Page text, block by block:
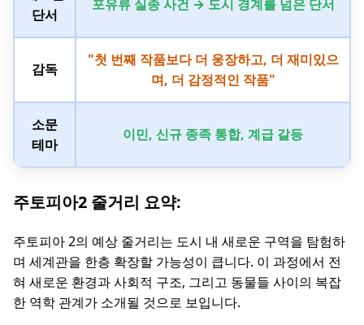
단서
포유류 실종 사건 → 도시 경계를 넘은 단서
감독
"첫 번째 작품보다 더 웅장하고, 더 재미있으
며, 더 감정적인 작품"
소문
테마
이민, 신규 종족 통합, 계급 갈등
주토피아2 줄거리 요약:
주토피아 2의 예상 줄거리는 도시 내 새로운 구역을 탐험하
며 세계관을 한층 확장할 가능성이 큽니다. 이 과정에서 전
혀 새로운 환경과 사회적 구조, 그리고 동물들 사이의 복잡
한 역학 관계가 소개될 것으로 보입니다.